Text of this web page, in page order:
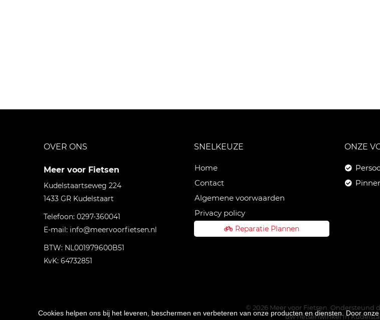
OVER ONS
Meer voor Fietsen
Kudelstaartseweg 224
1433 GR Kudelstaart
Telefoon: 0297-360041
E-mail: info@meervoorfietsen.nl
BTW: NL001979600B51
KvK: 64732851
SNELKEUZE
Home
Contact
Algemene voorwaarden
Privacy policy
Reparatie Plannen
ONZE
© 2026 Meer voor Fietsen. Ondersteund
uw fietsenwinkel in
Cookies helpen ons bij het leveren, beschermen en verbeteren van onze producten en diensten. Door